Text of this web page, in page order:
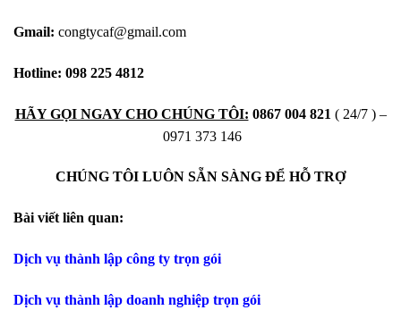
Gmail: congtycaf@gmail.com
Hotline: 098 225 4812
HÃY GỌI NGAY CHO CHÚNG TÔI: 0867 004 821 ( 24/7 ) –
0971 373 146
CHÚNG TÔI LUÔN SẴN SÀNG ĐỂ HỖ TRỢ
Bài viết liên quan:
Dịch vụ thành lập công ty trọn gói
Dịch vụ thành lập doanh nghiệp trọn gói